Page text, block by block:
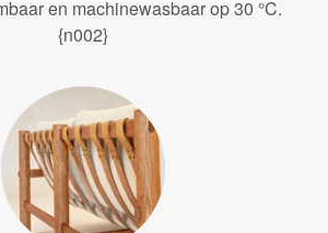
en machinewasbaar op 30 °C.
{n002}